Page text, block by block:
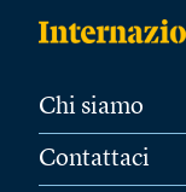
Chi siamo
Contattaci